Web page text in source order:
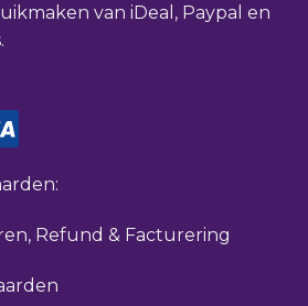
van iDeal, Paypal en
Refund & Facturering